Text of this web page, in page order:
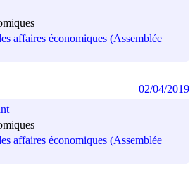
affaires économiques (Assemblée
affaires économiques (Assemblée
02/04/2019